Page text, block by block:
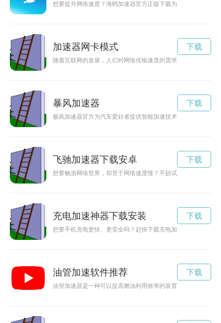
想要提升网络速度？海鸥加速器官方正版下载为您解决网络延
加速器网卡模式
随着互联网的发展，人们对网络传输速度的需求也日益增加，
下载
暴风加速器
极风加速器官方为汽车爱好者提供智能加速技术，让驾驶变得
下载
飞驰加速器下载安卓
想要畅游网络世界，却苦于网络速度慢？不妨试试飞驰加速器
下载
充电加速神器下载安装
想要手机充电更快、更安全吗？赶快下载充电加速神器正版，
下载
油管加速软件推荐
油管加速器是一种可以提高燃油利用效率的装置，通过优化燃
下载